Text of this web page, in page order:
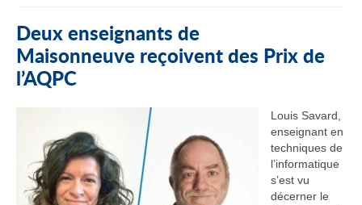
Deux enseignants de
Maisonneuve reçoivent des Prix de
l’AQPC
Louis Savard,
enseignant en
techniques de
l’informatique
s’est vu
décerner le